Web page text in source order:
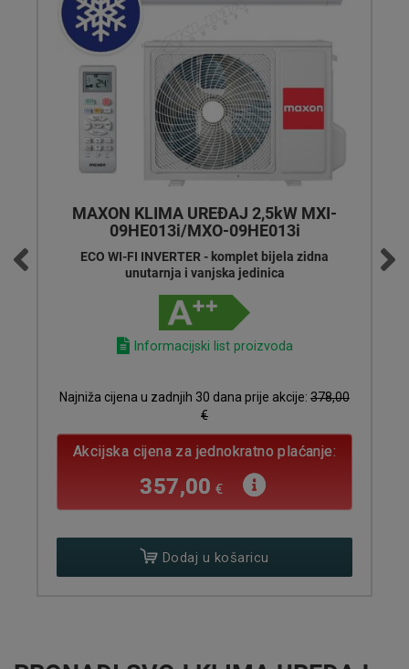
VIVAX KLIMA UREĐAJ 2,64kW ACP-
09CH25AEQI PRO R32
Q PRO DESIGN INVERTER - komplet sjajna
bijela zidna unutarnja i vanjska jedinica
Informacijski list proizvoda
Najniža cijena u zadnjih 30 dana prije akcije: 432,00
€
Akcijska cijena za jednokratno plaćanje:
360,00 €
Dodaj u košaricu